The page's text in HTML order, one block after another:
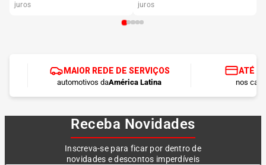
juros
juros
MAIOR REDE DE SERVIÇOS
automotivos daAmérica Latina
ATÉ
nos
Receba Novidades
Inscreva-se para ficar por dentro de
novidades e descontos imperdíveis